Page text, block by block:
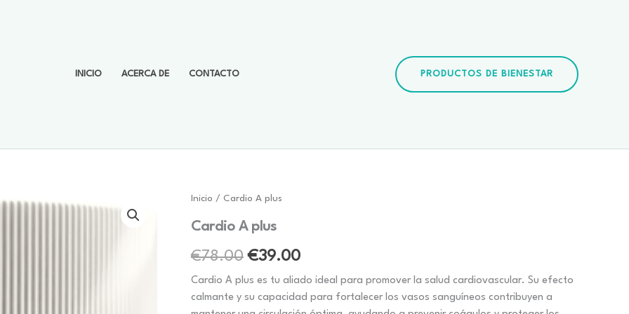
INICIO ACERCA DE CONTACTO PRODUCTOS DE BIENESTAR
Inicio / Cardio A plus
Cardio A plus
€78.00 El
precio
original
€39.00El
precio
actual
Cardio A plus es tu aliado ideal para promover la salud cardiovascular. Su efecto
calmante y su capacidad para fortalecer los vasos sanguíneos contribuyen a